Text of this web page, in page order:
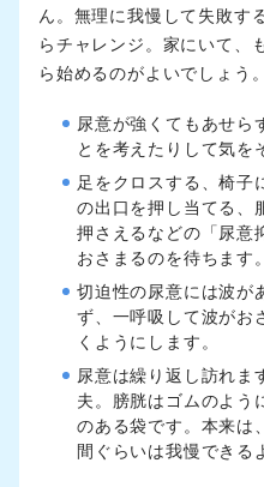
ん。無理に我慢して失敗す
らチャレンジ。家にいて、
ら始めるのがよいでしょう。
尿意が強くてもあせら
とを考えたりして気を
足をクロスする、椅子
の出口を押し当てる、
押さえるなどの「尿意
おさまるのを待ちます。
切迫性の尿意には波が
ず、一呼吸して波がお
くようにします。
尿意は繰り返し訪れま
夫。膀胱はゴムのよう
のある袋です。本来は
間ぐらいは我慢できる